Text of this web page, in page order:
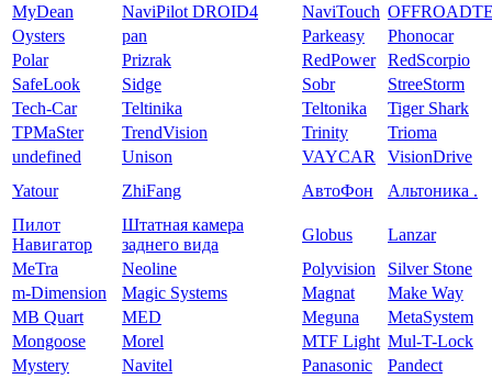
MyDean
NaviPilot DROID4 NaviTouch
Oysters
pan Parkeasy
Phonocar
Polar
Prizrak RedPower
RedScorpio
SafeLook
Sidge Sobr
StreeStorm
Tech-Car
Teltinika Teltonika
Tiger Shark
TPMaSter
TrendVision Trinity
Trioma
undefined
Unison VAYCAR
VisionDrive
Yatour
ZhiFang АвтоФон
Альтоника .
Пилот
Навигатор
Штатная камера
заднего вида
Globus
Lanzar
MeTra
Neoline Polyvision
Silver Stone
m-Dimension
Magic Systems Magnat
Make Way
MB Quart
MED Meguna
MetaSystem
Mongoose
Morel MTF Light Mul-T-Lock
Mystery
Navitel Panasonic
Pandect